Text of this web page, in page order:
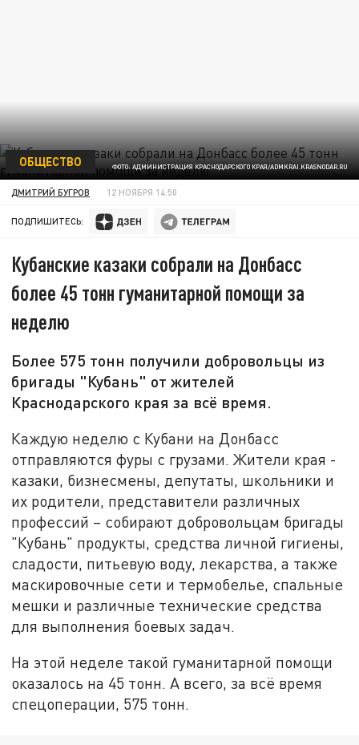
ФОТО: АДМИНИСТРАЦИЯ КРАСНОДАРСКОГО КРАЯ/ADMKRAI.KRASNODAR.RU
ОБЩЕСТВО
ДМИТРИЙ БУГРОВ 12 НОЯБРЯ 14:50
ПОДПИШИТЕСЬ:
Кубанские казаки собрали на Донбасс
более 45 тонн гуманитарной помощи за
неделю
Более 575 тонн получили добровольцы из
бригады "Кубань" от жителей
Краснодарского края за всё время.
Каждую неделю с Кубани на Донбасс
отправляются фуры с грузами. Жители края -
казаки, бизнесмены, депутаты, школьники и
их родители, представители различных
профессий – собирают добровольцам бригады
"Кубань" продукты, средства личной гигиены,
сладости, питьевую воду, лекарства, а также
маскировочные сети и термобелье, спальные
мешки и различные технические средства
для выполнения боевых задач.
На этой неделе такой гуманитарной помощи
оказалось на 45 тонн. А всего, за всё время
спецоперации, 575 тонн.